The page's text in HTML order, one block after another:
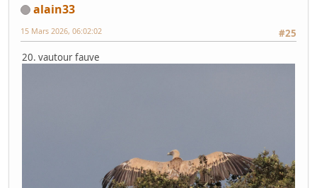
alain33
#25
15 Mars 2026, 06:02:02
20. vautour fauve